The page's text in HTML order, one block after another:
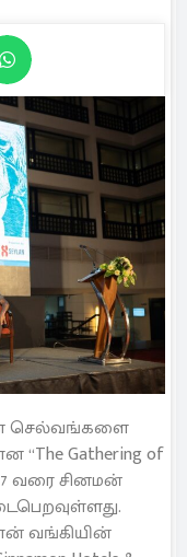
செல்வங்களை
“The Gathering of
வரை சினமன்
வங்கியின்